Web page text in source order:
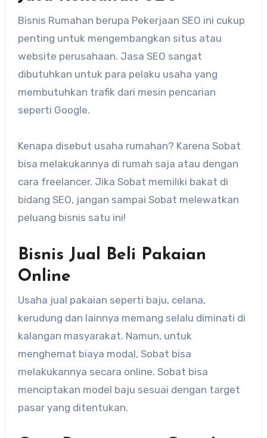
Bisnis Rumahan berupa Pekerjaan SEO ini cukup
penting untuk mengembangkan situs atau
website perusahaan. Jasa SEO sangat
dibutuhkan untuk para pelaku usaha yang
membutuhkan trafik dari mesin pencarian
seperti Google.
Kenapa disebut usaha rumahan? Karena Sobat
bisa melakukannya di rumah saja atau dengan
cara freelancer. Jika Sobat memiliki bakat di
bidang SEO, jangan sampai Sobat melewatkan
peluang bisnis satu ini!
Bisnis Jual Beli Pakaian
Online
Usaha jual pakaian seperti baju, celana,
kerudung dan lainnya memang selalu diminati di
kalangan masyarakat. Namun, untuk
menghemat biaya modal, Sobat bisa
melakukannya secara online. Sobat bisa
menciptakan model baju sesuai dengan target
pasar yang ditentukan.